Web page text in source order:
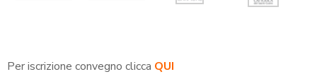
Per iscrizione convegno clicca QUI